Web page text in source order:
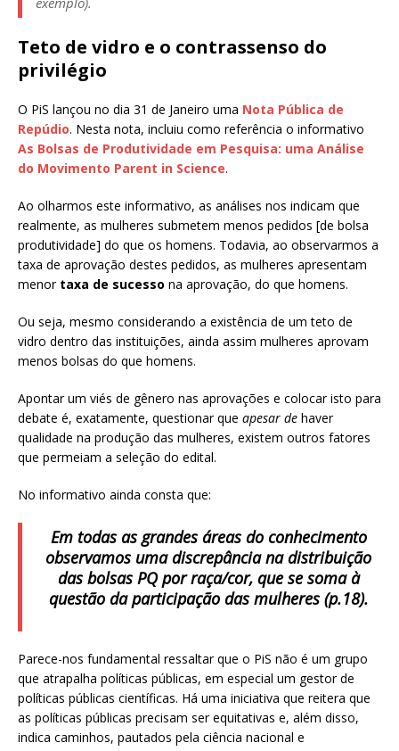
Teto de vidro e o contrassenso do
privilégio
O PiS lançou no dia 31 de Janeiro uma Nota Pública de
Repúdio. Nesta nota, incluiu como referência o informativo
As Bolsas de Produtividade em Pesquisa: uma Análise
do Movimento Parent in Science.
Ao olharmos este informativo, as análises nos indicam que
realmente, as mulheres submetem menos pedidos [de bolsa
produtividade] do que os homens. Todavia, ao observarmos a
taxa de aprovação destes pedidos, as mulheres apresentam
menor taxa de sucesso na aprovação, do que homens.
Ou seja, mesmo considerando a existência de um teto de
vidro dentro das instituições, ainda assim mulheres aprovam
menos bolsas do que homens.
Apontar um viés de gênero nas aprovações e colocar isto para
debate é, exatamente, questionar que apesar de haver
qualidade na produção das mulheres, existem outros fatores
que permeiam a seleção do edital.
No informativo ainda consta que:
Em todas as grandes áreas do conhecimento
observamos uma discrepância na distribuição
das bolsas PQ por raça/cor, que se soma à
questão da participação das mulheres (p.18).
Parece-nos fundamental ressaltar que o PiS não é um grupo
que atrapalha políticas públicas, em especial um gestor de
políticas públicas científicas. Há uma iniciativa que reitera que
as políticas públicas precisam ser equitativas e, além disso,
indica caminhos, pautados pela ciência nacional e